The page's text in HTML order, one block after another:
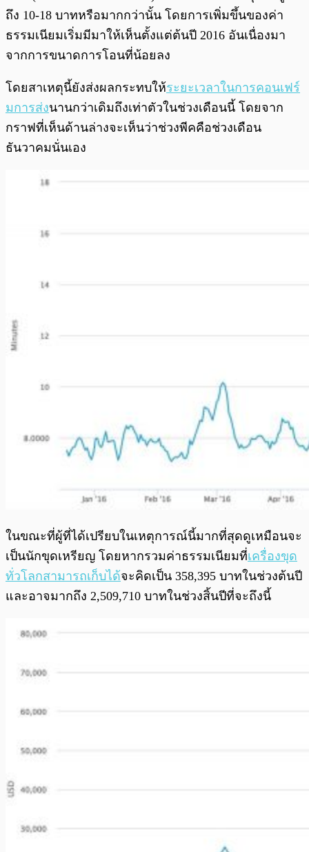
ถึง 10-18 บาทหรือมากกว่านั้น โดยการเพิ่มขึ้นของค่า
ธรรมเนียมเริ่มมีมาให้เห็นตั้งแต่ต้นปี 2016 อันเนื่องมา
จากการขนาดการโอนที่น้อยลง
โดยสาเหตุนี้ยังส่งผลกระทบให้ระยะเวลาในการคอนเฟร์
มการส่งนานกว่าเดิมถึงเท่าตัวในช่วงเดือนนี้ โดยจาก
กราฟที่เห็นด้านล่างจะเห็นว่าช่วงพีคคือช่วงเดือน
ธันวาคมนั่นเอง
ในขณะที่ผู้ที่ได้เปรียบในเหตุการณ์นี้มากที่สุดดูเหมือนจะ
เป็นนักขุดเหรียญ โดยหากรวมค่าธรรมเนียมที่เครื่องขุด
ทั่วโลกสามารถเก็บได้จะคิดเป็น 358,395 บาทในช่วงต้นปี
และอาจมากถึง 2,509,710 บาทในช่วงสิ้นปีที่จะถึงนี้